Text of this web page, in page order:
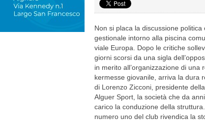
Non si placa la discussione politica
gestionale intorno alla piscina
viale Europa. Dopo le critiche
giorni scorsi da una sigla
in merito all’organizzazione di una
kermesse giovanile, arriva la dura
di Lorenzo Zicconi, presidente
Alguer Sport, la società che da
carico la conduzione della
numero uno del club rivendica la